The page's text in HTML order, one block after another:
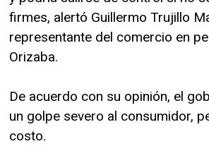
firmes, alertó Guillermo Trujillo
representante del comercio en
Orizaba.
De acuerdo con su opinión, el
un golpe severo al consumidor,
costo.